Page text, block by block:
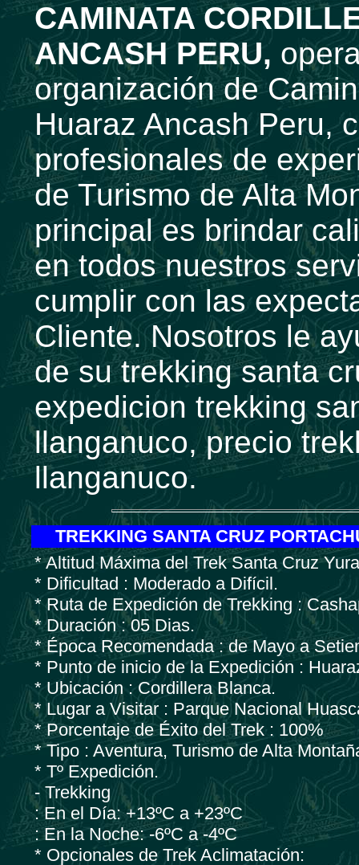
CAMINATA
ANCASH PERU,
organización de
Huaraz Ancash Peru,
profesionales de
de Turismo de Alta
principal es brindar
en todos nuestros
cumplir con las
Cliente. Nosotros le
de su trekking santa
expedicion trekking
llanganuco, precio
llanganuco.
TREKKING SANTA CRUZ
* Altitud Máxima del Trek Santa Cruz
* Dificultad : Moderado a Difícil.
* Ruta de Expedición de Trekking :
* Duración : 05 Dias.
* Época Recomendada : de Mayo a
* Punto de inicio de la Expedición :
* Ubicación : Cordillera Blanca.
* Lugar a Visitar : Parque Nacional
* Porcentaje de Éxito del Trek : 100%
* Tipo : Aventura, Turismo de Alta
* Tº Expedición.
- Trekking
: En el Día: +13ºC a +23ºC
: En la Noche: -6ºC a -4ºC
* Opcionales de Trek Aclimatación: